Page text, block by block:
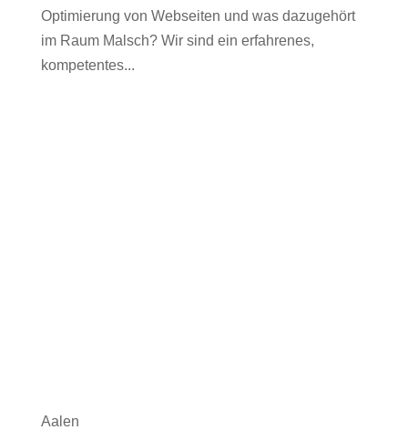
Optimierung von Webseiten und was dazugehört
im Raum Malsch? Wir sind ein erfahrenes,
kompetentes...
Aalen